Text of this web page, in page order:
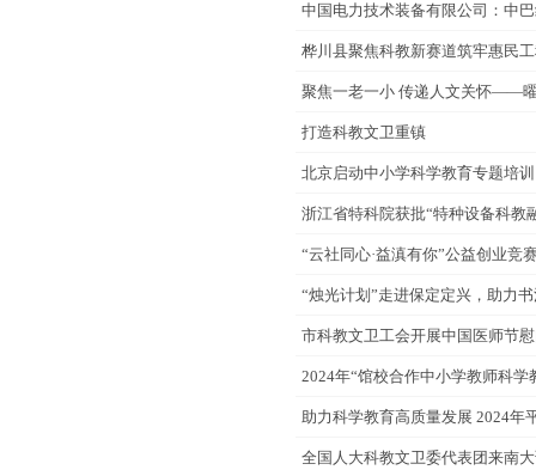
中国电力技术装备有限公司：中
桦川县聚焦科教新赛道筑牢惠民
聚焦一老一小 传递人文关怀——
打造科教文卫重镇
北京启动中小学科学教育专题培训
浙江省特科院获批“特种设备科教
“云社同心·益滇有你”公益创业竞
“烛光计划”走进保定定兴，助力
市科教文卫工会开展中国医师节
2024年“馆校合作中小学教师科
助力科学教育高质量发展 2024年
全国人大科教文卫委代表团来南